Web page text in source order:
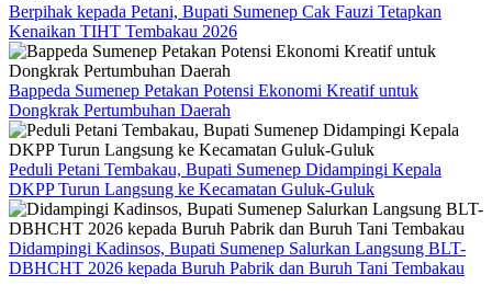
Berpihak kepada Petani, Bupati Sumenep Cak Fauzi Tetapkan
Kenaikan TIHT Tembakau 2026
Bappeda Sumenep Petakan Potensi Ekonomi Kreatif untuk
Dongkrak Pertumbuhan Daerah
Peduli Petani Tembakau, Bupati Sumenep Didampingi Kepala
DKPP Turun Langsung ke Kecamatan Guluk-Guluk
Didampingi Kadinsos, Bupati Sumenep Salurkan Langsung BLT-
DBHCHT 2026 kepada Buruh Pabrik dan Buruh Tani Tembakau